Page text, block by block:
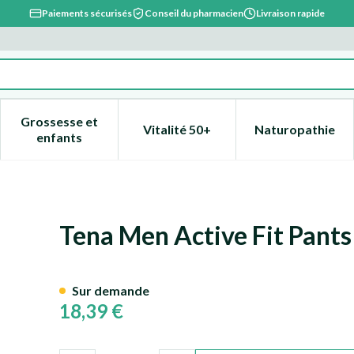
Paiements sécurisés Conseil du pharmacien Livraison rapide
Beauté, soins et hygiène
menu pour la catégorie Régime, alimentation &
Grossesse et
enfantsAfficher le sous-menu pour la catégorie
Vitalité 50+Afficher le sous-menu pour la
Naturopathie
Afficher
Bleu S/m 12 772512
Tena Men Active Fit
18,39 €
Sur demande